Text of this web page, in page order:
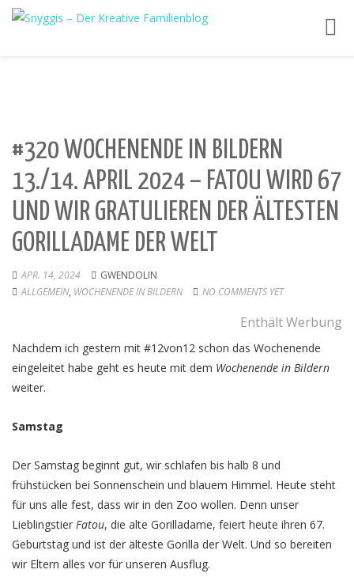
#320 WOCHENENDE IN BILDERN
13./14. APRIL 2024 – FATOU WIRD 67
UND WIR GRATULIEREN DER ÄLTESTEN
GORILLADAME DER WELT
APR. 14, 2024
GWENDOLIN
ALLGEMEIN, WOCHENENDE IN BILDERN NO COMMENTS YET
Enthält Werbung
Nachdem ich gestern mit #12von12 schon das Wochenende
eingeleitet habe geht es heute mit dem Wochenende in Bildern
weiter.
Samstag
Der Samstag beginnt gut, wir schlafen bis halb 8 und
frühstücken bei Sonnenschein und blauem Himmel. Heute steht
für uns alle fest, dass wir in den Zoo wollen. Denn unser
Lieblingstier Fatou, die alte Gorilladame, feiert heute ihren 67.
Geburtstag und ist der älteste Gorilla der Welt. Und so bereiten
wir Eltern alles vor für unseren Ausflug.